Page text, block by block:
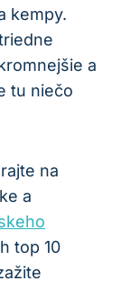
kempy.
a
tu niečo
na
a
top 10